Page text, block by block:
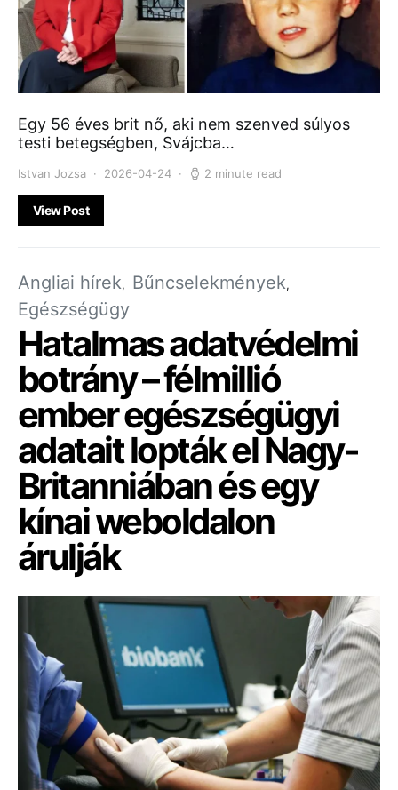
Egy 56 éves brit nő, aki nem szenved súlyos
testi betegségben, Svájcba…
Istvan Jozsa 2026-04-24 2 minute read
View Post
Angliai hírek Bűncselekmények
Egészségügy
Hatalmas adatvédelmi
botrány – félmillió
ember egészségügyi
adatait lopták el Nagy-
Britanniában és egy
kínai weboldalon
árulják